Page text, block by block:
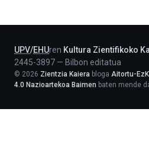
UPV/EHUren Kultura Zientifikoko
2445-3897 — Bilbon editatua
© 2026 Zientzia Kaiera bloga Aitortu-
4.0 Nazioartekoa Baimen baten mende